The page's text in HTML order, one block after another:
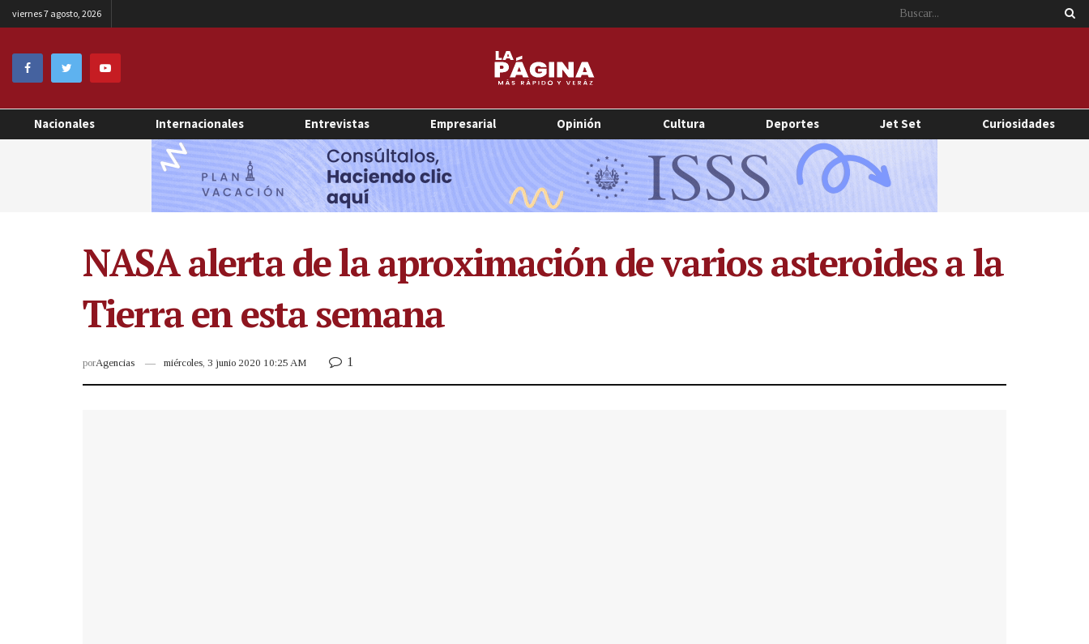
viernes 7 agosto, 2026
Nacionales Internacionales Entrevistas Empresarial Opinión Cultura Deportes Jet Set Curiosidades
NASA alerta de la aproximación de varios asteroides a la
Tierra en esta semana
porAgencias miércoles, 3 junio 2020 10:25 AM 1